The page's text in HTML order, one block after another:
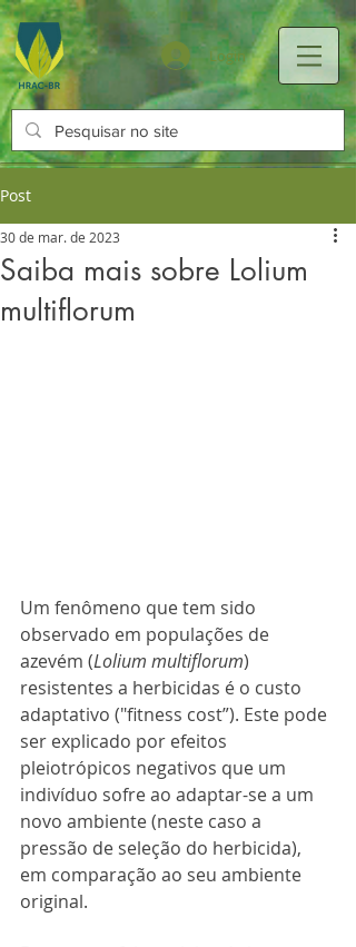
Login
Post
Saiba mais sobre Lolium
multiflorum
30 de mar. de 2023
Um fenômeno que tem sido
observado em populações de
azevém (Lolium multiflorum)
resistentes a herbicidas é o custo
adaptativo ("fitness cost”). Este pode
ser explicado por efeitos
pleiotrópicos negativos que um
indivíduo sofre ao adaptar-se a um
novo ambiente (neste caso a
pressão de seleção do herbicida),
em comparação ao seu ambiente
original.